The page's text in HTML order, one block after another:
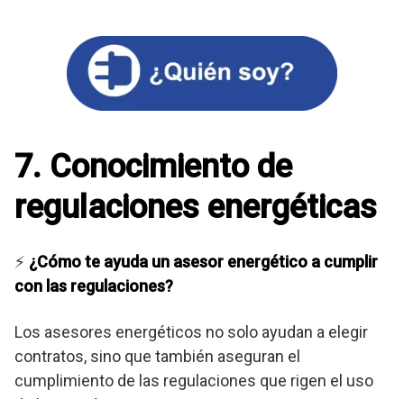
7. Conocimiento de
regulaciones energéticas
⚡ ¿Cómo te ayuda un asesor energético a cumplir
con las regulaciones?
Los asesores energéticos no solo ayudan a elegir
contratos, sino que también aseguran el
cumplimiento de las regulaciones que rigen el uso